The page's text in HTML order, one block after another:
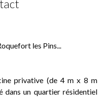
les Pins...
privative (de 4 m x 8 m
dans un quartier résidentiel